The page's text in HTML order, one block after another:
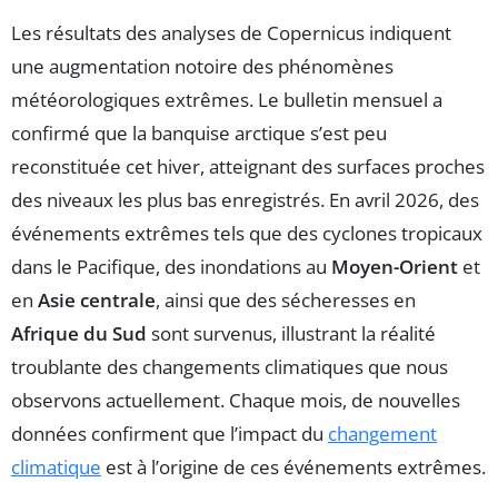
Les résultats des analyses de Copernicus indiquent
une augmentation notoire des phénomènes
météorologiques extrêmes. Le bulletin mensuel a
confirmé que la banquise arctique s’est peu
reconstituée cet hiver, atteignant des surfaces proches
des niveaux les plus bas enregistrés. En avril 2026, des
événements extrêmes tels que des cyclones tropicaux
dans le Pacifique, des inondations au Moyen-Orient et
en Asie centrale, ainsi que des sécheresses en
Afrique du Sud sont survenus, illustrant la réalité
troublante des changements climatiques que nous
observons actuellement. Chaque mois, de nouvelles
données confirment que l’impact du changement
climatique est à l’origine de ces événements extrêmes.